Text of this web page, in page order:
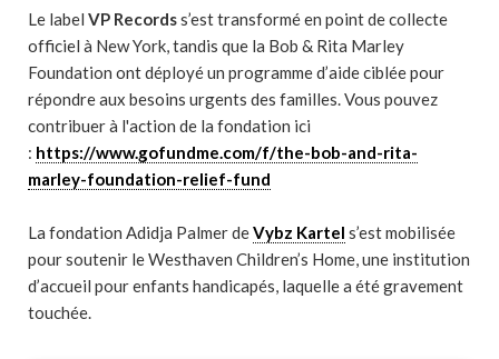
Le label VP Recordss’est transformé en point de collecte
officiel à New York, tandis que la Bob & Rita Marley
Foundation ont déployé un programme d’aide ciblée pour
répondre aux besoins urgents des familles. Vous pouvez
contribuer à l'action de la fondation ici
: https://www.gofundme.com/f/the-bob-and-rita-
marley-foundation-relief-fund
La fondation Adidja Palmer deVybz Kartel s’est mobilisée
pour soutenir le Westhaven Children’s Home, une institution
d’accueil pour enfants handicapés, laquelle a été gravement
touchée.